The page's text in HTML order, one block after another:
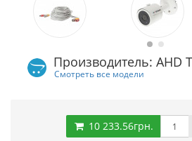
Производитель: AHD
Смотреть все модели
10 233.56грн.